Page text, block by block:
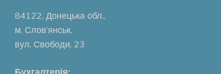
84122, Донецька обл.,
м. Слов’янськ,
вул. Свободи, 23
Бухгалтерія: